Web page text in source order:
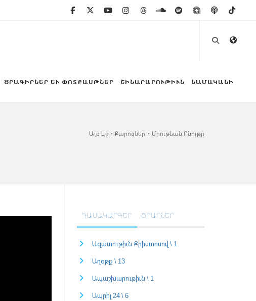
ԾՐԱԳԻՐՆԵՐ ԵՒ ՓՈՏՔԱՍԹՆԵՐ ՇԻՆԱՐԱՐՈՒԹԻՒՆ ՆԱՄԱԿԱՆԻ
Այբ Էջ Քարոզներ Միութեան Բնոյթը
ԴԱՍԱԿԱՐԳԵՐ ԾՐԱՐՆԵՐ
Ազատութիւն Քրիստոսով \ 1
Աղօթք \ 13
Ապաշխարութիւն \ 1
Ապրիլ 24 \ 6